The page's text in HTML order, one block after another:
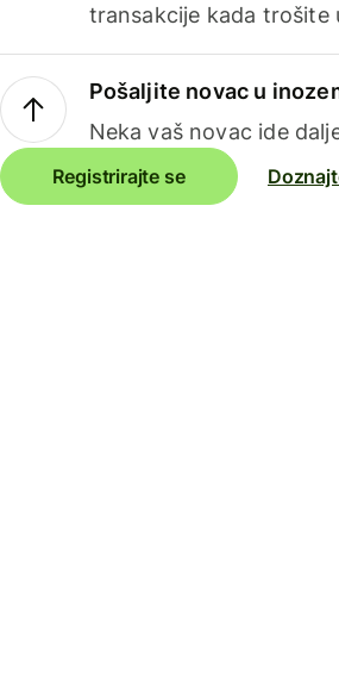
transakcije kada trošite
Pošaljite novac u
Neka vaš novac ide
Registrirajte se